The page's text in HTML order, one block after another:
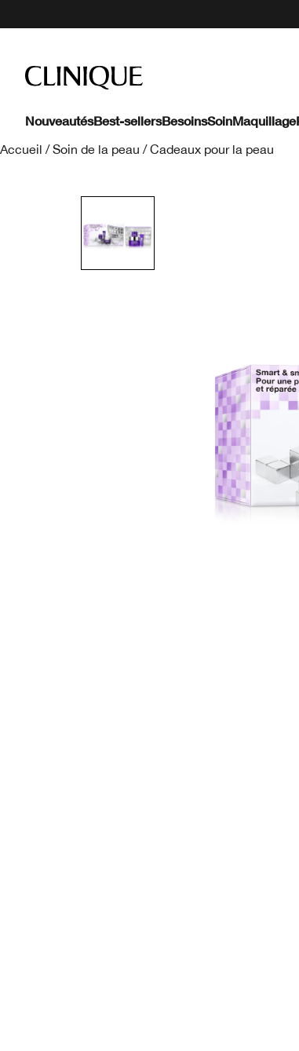
NouveautésBest-sellersBesoinsSoinMaquillage
Accueil / Soin de la peau / Cadeaux pour la peau